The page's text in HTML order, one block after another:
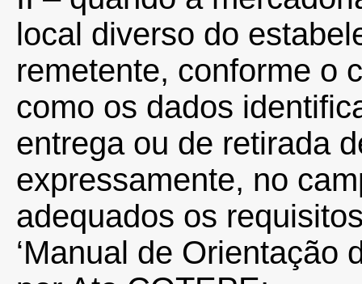
local diverso do
remetente, conforme o
como os dados
entrega ou de retirada
expressamente, no
adequados os
‘Manual de Orientação